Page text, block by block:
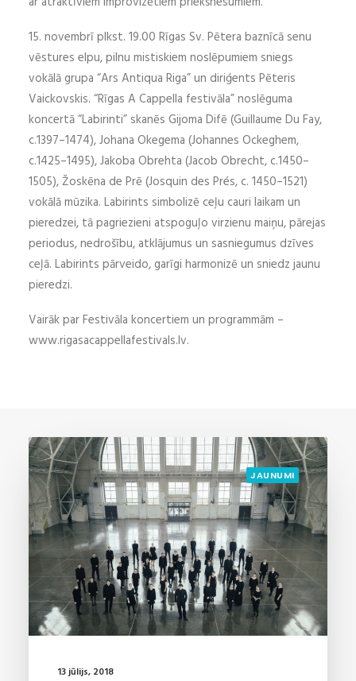
15. novembrī plkst. 19.00 Rīgas Sv. Pētera baznīcā senu
vēstures elpu, pilnu mistiskiem noslēpumiem sniegs
vokālā grupa “Ars Antiqua Riga” un diriģents Pēteris
Vaickovskis. “Rīgas A Cappella festivāla” noslēguma
koncertā “Labirinti” skanēs Gijoma Difē (Guillaume Du Fay,
c.1397–1474), Johana Okegema (Johannes Ockeghem,
c.1425–1495), Jakoba Obrehta (Jacob Obrecht, c.1450–
1505), Žoskēna de Prē (Josquin des Prés, c. 1450–1521)
vokālā mūzika. Labirints simbolizē ceļu cauri laikam un
pieredzei, tā pagriezieni atspoguļo virzienu maiņu, pārejas
periodus, nedrošību, atklājumus un sasniegumus dzīves
ceļā. Labirints pārveido, garīgi harmonizē un sniedz jaunu
pieredzi.
Vairāk par Festivāla koncertiem un programmām –
www.rigasacappellafestivals.lv.
JAUNUMI
13 jūlijs, 2018